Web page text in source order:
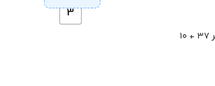
عرض باسن ۵۴ عرض کمر ۳۷ + ۱۰
3